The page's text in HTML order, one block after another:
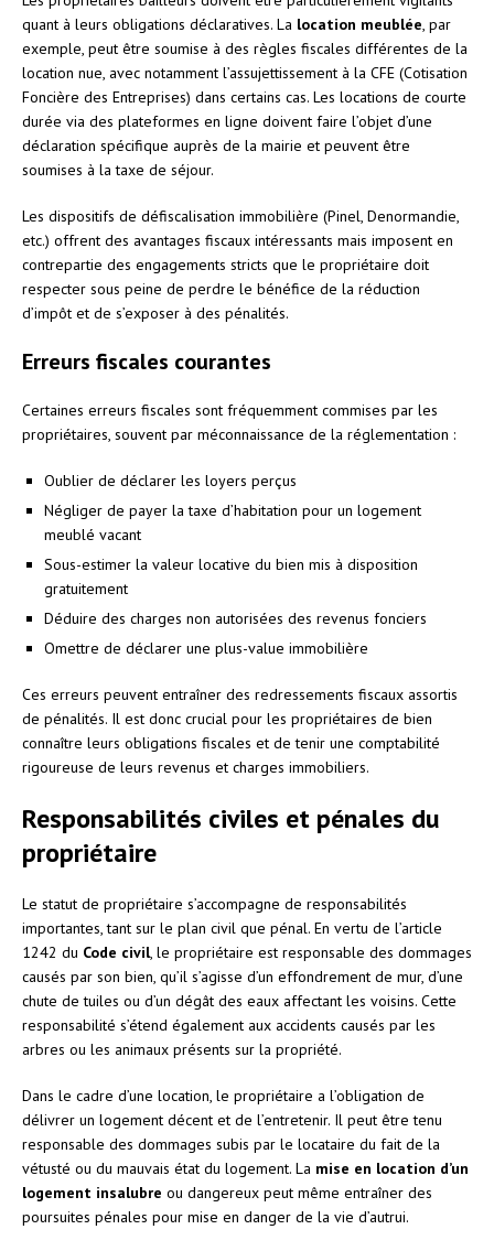
quant à leurs obligations déclaratives. La location meublée , par
exemple, peut être soumise à des règles fiscales différentes de la
location nue, avec notamment l’assujettissement à la CFE (Cotisation
Foncière des Entreprises) dans certains cas. Les locations de courte
durée via des plateformes en ligne doivent faire l’objet d’une
déclaration spécifique auprès de la mairie et peuvent être
soumises à la taxe de séjour.
Les dispositifs de défiscalisation immobilière (Pinel, Denormandie,
etc.) offrent des avantages fiscaux intéressants mais imposent en
contrepartie des engagements stricts que le propriétaire doit
respecter sous peine de perdre le bénéfice de la réduction
d’impôt et de s’exposer à des pénalités.
Erreurs fiscales courantes
Certaines erreurs fiscales sont fréquemment commises par les
propriétaires, souvent par méconnaissance de la réglementation :
Oublier de déclarer les loyers perçus
Négliger de payer la taxe d’habitation pour un logement
meublé vacant
Sous-estimer la valeur locative du bien mis à disposition
gratuitement
Déduire des charges non autorisées des revenus fonciers
Omettre de déclarer une plus-value immobilière
Ces erreurs peuvent entraîner des redressements fiscaux assortis
de pénalités. Il est donc crucial pour les propriétaires de bien
connaître leurs obligations fiscales et de tenir une comptabilité
rigoureuse de leurs revenus et charges immobiliers.
Responsabilités civiles et pénales du
propriétaire
Le statut de propriétaire s’accompagne de responsabilités
importantes, tant sur le plan civil que pénal. En vertu de l’article
1242 du Code civil, le propriétaire est responsable des dommages
causés par son bien, qu’il s’agisse d’un effondrement de mur, d’une
chute de tuiles ou d’un dégât des eaux affectant les voisins. Cette
responsabilité s’étend également aux accidents causés par les
arbres ou les animaux présents sur la propriété.
Dans le cadre d’une location, le propriétaire a l’obligation de
délivrer un logement décent et de l’entretenir. Il peut être tenu
responsable des dommages subis par le locataire du fait de la
vétusté ou du mauvais état du logement. La mise en location d’un
logement insalubre ou dangereux peut même entraîner des
poursuites pénales pour mise en danger de la vie d’autrui.